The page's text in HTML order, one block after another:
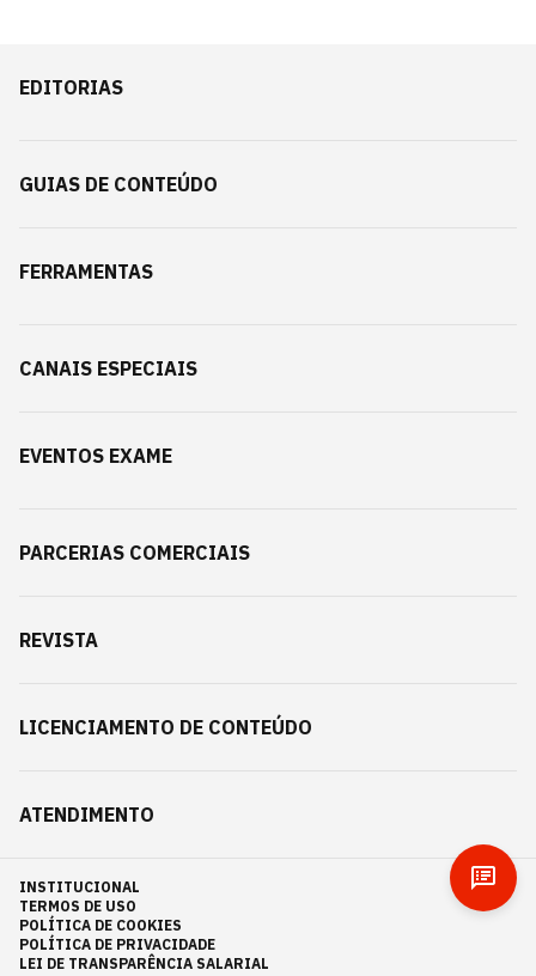
EDITORIAS
GUIAS DE CONTEÚDO
FERRAMENTAS
CANAIS ESPECIAIS
EVENTOS EXAME
PARCERIAS COMERCIAIS
REVISTA
LICENCIAMENTO DE CONTEÚDO
ATENDIMENTO
INSTITUCIONAL
TERMOS DE USO
POLÍTICA DE COOKIES
POLÍTICA DE PRIVACIDADE
LEI DE TRANSPARÊNCIA SALARIAL